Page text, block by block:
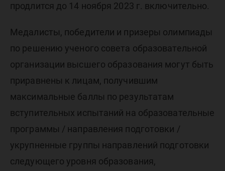
продлится до 14 ноября 2023 г. включительно.
Медалисты, победители и призеры олимпиады
по решению ученого совета образовательной
организации высшего образования могут быть
приравнены к лицам, получившим
максимальные баллы по результатам
вступительных испытаний на образовательные
программы / направления подготовки /
укрупненные группы направлений подготовки
следующего уровня образования,